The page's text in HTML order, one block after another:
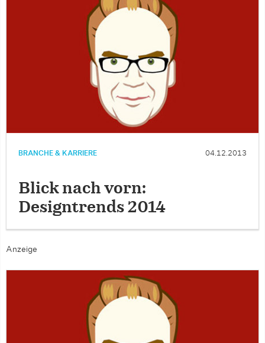
BRANCHE & KARRIERE 04.12.2013
Blick nach vorn:
Designtrends 2014
Anzeige